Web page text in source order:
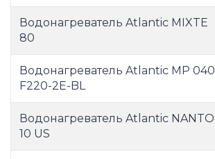
Водонагреватель Atlantic MIXTE
80
Водонагреватель Atlantic MP 040
F220-2E-BL
Водонагреватель Atlantic NANTO
10 US